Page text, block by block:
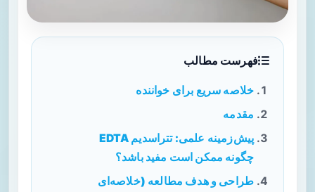
فهرست مطالب
خلاصه سریع برای خواننده
مقدمه
پیش‌زمینه علمی: تتراسدیم EDTA
چگونه ممکن است مفید باشد؟
طراحی و هدف مطالعه (خلاصه‌ای